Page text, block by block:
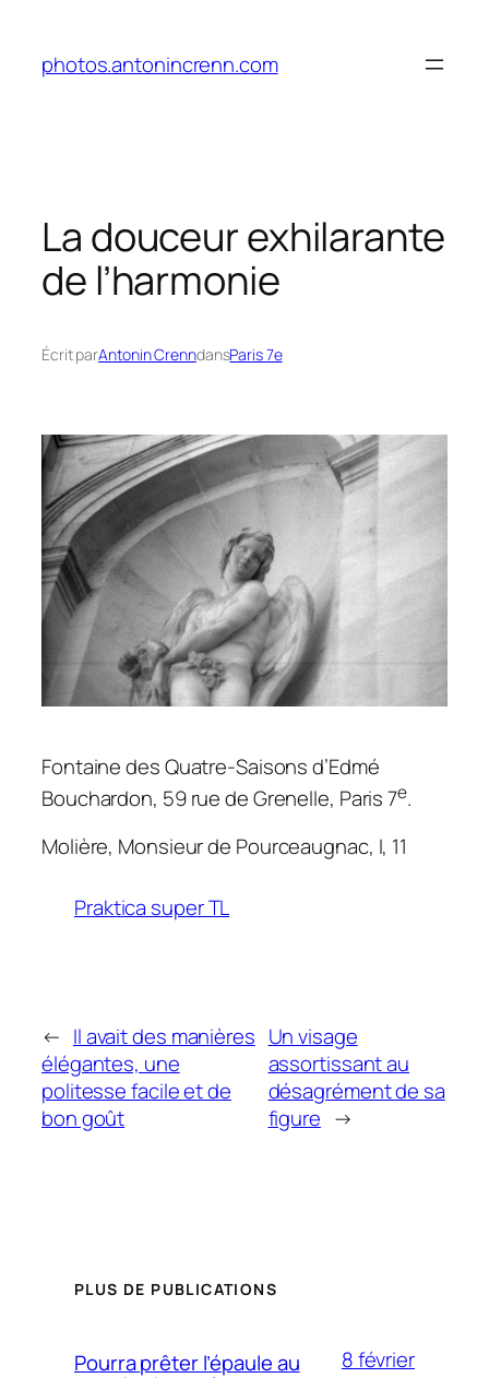
contenu
photos.antonincrenn.com
La douceur exhilarante
de l’harmonie
Écrit parAntonin CrenndansParis 7e
Fontaine des Quatre-Saisons d’Edmé
Bouchardon, 59 rue de Grenelle, Paris 7e.
Molière, Monsieur de Pourceaugnac, I, 11
Praktica super TL
← Il avait des manières
élégantes, une
politesse facile et de
bon goût
Un visage
assortissant au
désagrément de sa
figure →
PLUS DE PUBLICATIONS
Pourra prêter l’épaule au
8 février